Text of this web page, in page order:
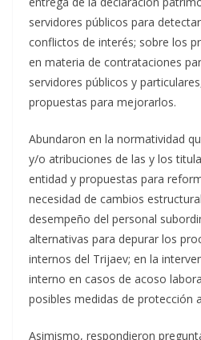
servidores públicos para
conflictos de interés; sobre los
en materia de contrataciones
servidores públicos y
propuestas para mejorarlos.
Abundaron en la normatividad
y/o atribuciones de las y los
entidad y propuestas para
necesidad de cambios
desempeño del personal
alternativas para depurar los
internos del Trijaev; en la
interno en casos de acoso
posibles medidas de protección
Asimismo, respondieron